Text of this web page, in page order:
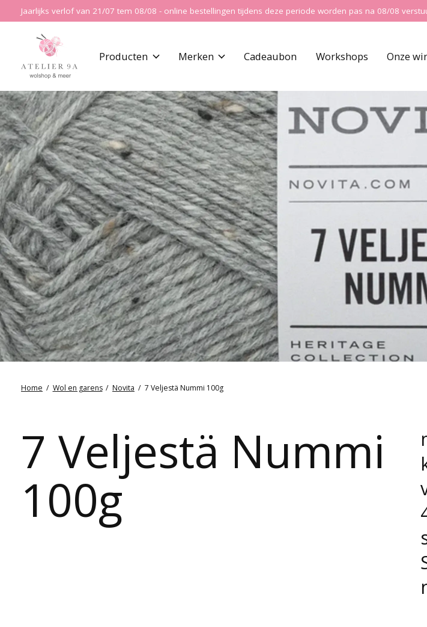
Jaarlijks verlof van 21/07 tem 08/08 - online bestellingen tijdens deze periode worden pas na 08/08
Producten Merken Cadeaubon Workshops Onze
Home / Wol en garens / Novita / 7 Veljestä Nummi 100g
7 Veljestä Nummi
100g